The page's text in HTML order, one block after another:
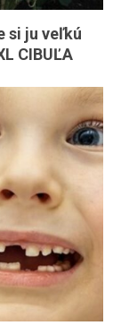
si ju veľkú
CIBUĽA